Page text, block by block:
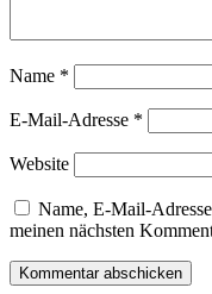
Name *
E-Mail-Adresse *
Website
Name, E-Mail-
meinen nächsten